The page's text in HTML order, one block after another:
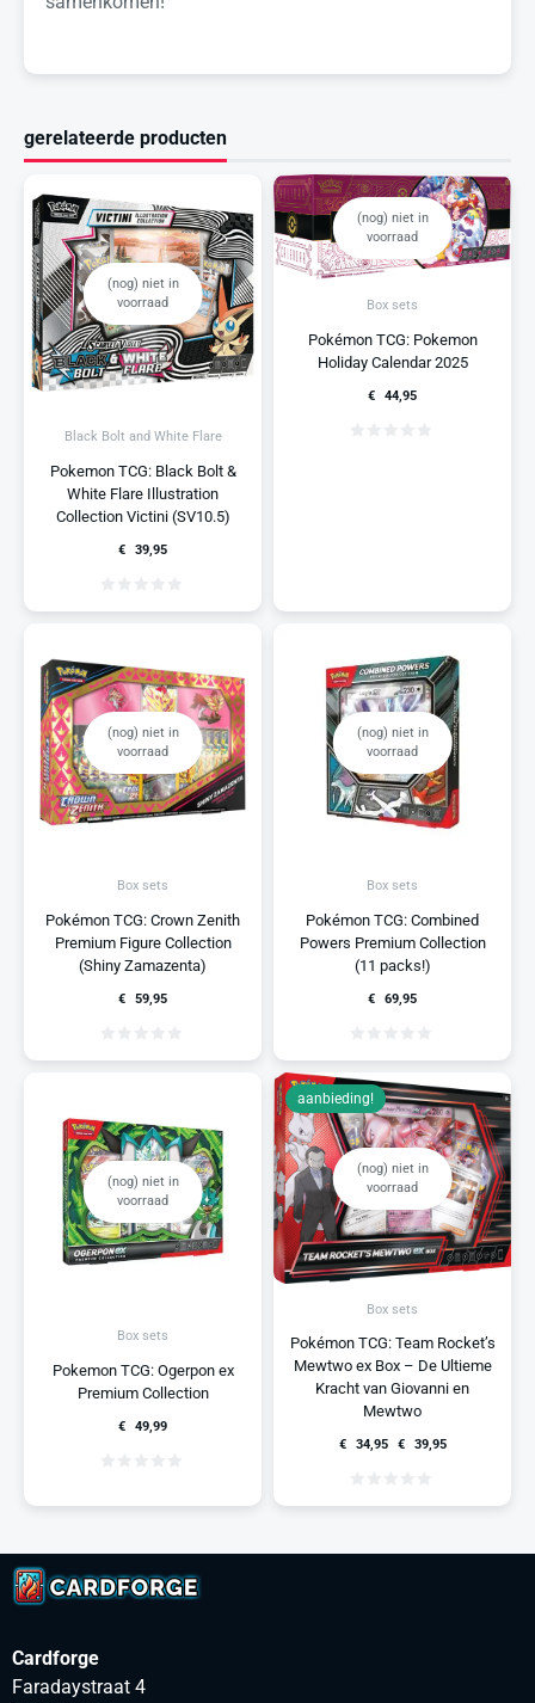
gerelateerde producten
(nog) niet in
voorraad
Black Bolt and White Flare
Pokemon TCG: Black Bolt &
White Flare Illustration
Collection Victini (SV10.5)
€ 39,95
(nog) niet in
voorraad
Box sets
Pokémon TCG: Pokemon
Holiday Calendar 2025
€ 44,95
(nog) niet in
voorraad
Box sets
Pokémon TCG: Crown Zenith
Premium Figure Collection
(Shiny Zamazenta)
€ 59,95
(nog) niet in
voorraad
Box sets
Pokémon TCG: Combined
Powers Premium Collection
(11 packs!)
€ 69,95
(nog) niet in
voorraad
Box sets
Pokemon TCG: Ogerpon ex
Premium Collection
€ 49,99
(nog) niet in
voorraad
Box sets
Pokémon TCG: Team Rocket’s
Mewtwo ex Box – De Ultieme
Kracht van Giovanni en
Mewtwo
€ 39,95
€ 34,95
aanbieding!
Cardforge
Faradaystraat 4